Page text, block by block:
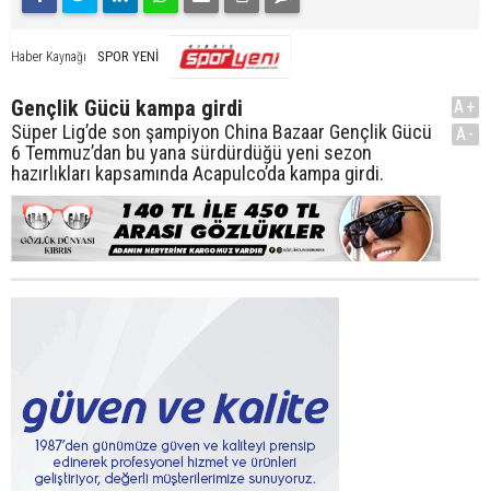
Haber Kaynağı SPOR YENİ
Gençlik Gücü kampa girdi
Süper Lig’de son şampiyon China Bazaar Gençlik Gücü
6 Temmuz’dan bu yana sürdürdüğü yeni sezon
hazırlıkları kapsamında Acapulco’da kampa girdi.
A+
A-